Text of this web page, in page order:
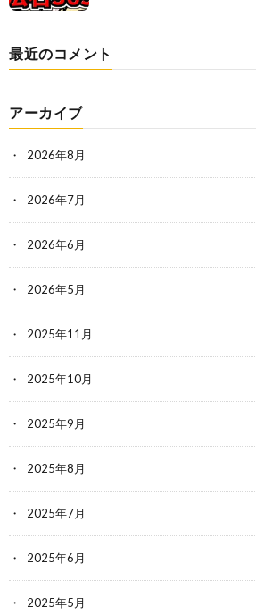
最近のコメント
アーカイブ
2026年8月
2026年7月
2026年6月
2026年5月
2025年11月
2025年10月
2025年9月
2025年8月
2025年7月
2025年6月
2025年5月